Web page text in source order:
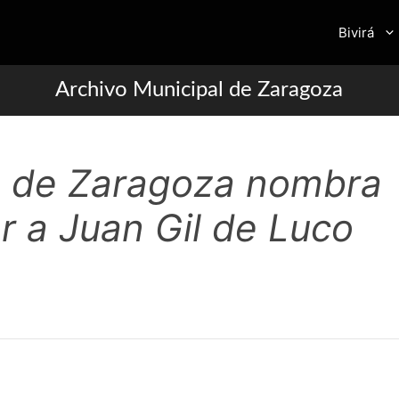
Bivirá
Archivo Municipal de Zaragoza
de Zaragoza nombra
a Juan Gil de Luco